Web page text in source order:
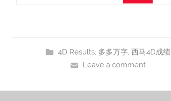
4D Results, 多多万字,西马4D成绩
Leave a comment